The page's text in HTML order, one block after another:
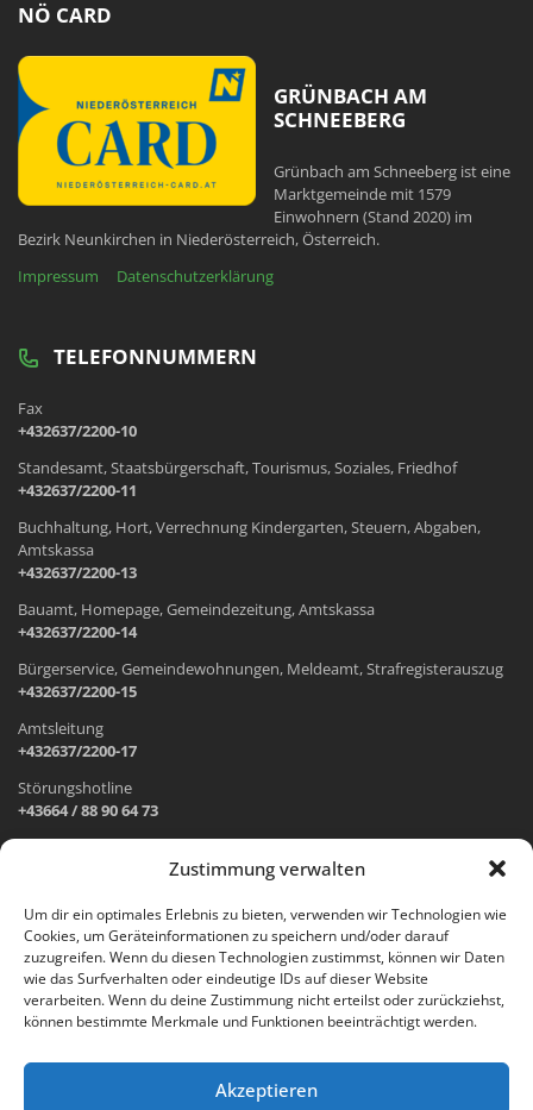
Zustimmung verwalten
Um dir ein optimales Erlebnis zu bieten, verwenden wir Technologien wie
Cookies, um Geräteinformationen zu speichern und/oder darauf
zuzugreifen. Wenn du diesen Technologien zustimmst, können wir Daten
wie das Surfverhalten oder eindeutige IDs auf dieser Website
verarbeiten. Wenn du deine Zustimmung nicht erteilst oder zurückziehst,
können bestimmte Merkmale und Funktionen beeinträchtigt werden.
Akzeptieren
NÖ CARD
GRÜNBACH AM
SCHNEEBERG
Grünbach am Schneeberg ist eine
Marktgemeinde mit 1579
Einwohnern (Stand 2020) im
Bezirk Neunkirchen in Niederösterreich, Österreich.
Impressum
Datenschutzerklärung
TELEFONNUMMERN
Fax
+432637/2200-10
Standesamt, Staatsbürgerschaft, Tourismus, Soziales, Friedhof
+432637/2200-11
Buchhaltung, Hort, Verrechnung Kindergarten, Steuern, Abgaben,
Amtskassa
+432637/2200-13
Bauamt, Homepage, Gemeindezeitung, Amtskassa
+432637/2200-14
Bürgerservice, Gemeindewohnungen, Meldeamt, Strafregisterauszug
+432637/2200-15
Amtsleitung
+432637/2200-17
Störungshotline
+43664 / 88 90 64 73
Wr. Neustädter Straße 1
2733 Grünbach am Schneeberg
Öffnungszeiten Gemeindeamt:
Montag: 8.00 – 12.00 Uhr und 14.00 – 18.00 Uhr
Freitag: 8.00 – 12.00 Uhr